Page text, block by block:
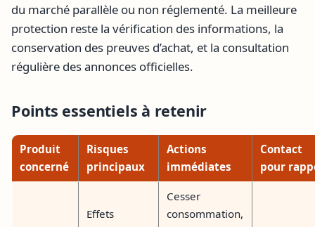
du marché parallèle ou non réglementé. La meilleure
protection reste la vérification des informations, la
conservation des preuves d’achat, et la consultation
régulière des annonces officielles.
Points essentiels à retenir
Produit
concerné
Risques
principaux
Actions
immédiates
Contact
pour
Effets
Cesser
consommation,